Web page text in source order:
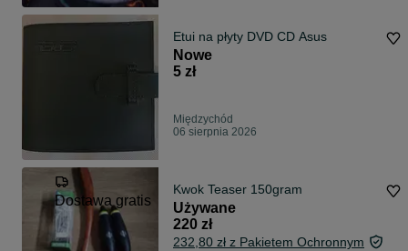
Etui na płyty DVD CD Asus
Nowe
5 zł
Międzychód
06 sierpnia 2026
Dostawa gratis
Kwok Teaser 150gram
Używane
220 zł
232,80 zł z Pakietem Ochronnym